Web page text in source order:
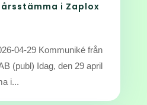
i Zaplox
04-29 Kommuniké från
(publ) Idag, den 29 april
i...